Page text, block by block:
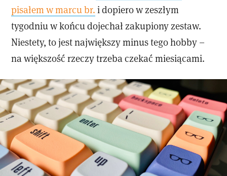
pisałem w marcu br. i dopiero w zeszłym
tygodniu w końcu dojechał zakupiony zestaw.
Niestety, to jest największy minus tego hobby –
na większość rzeczy trzeba czekać miesiącami.